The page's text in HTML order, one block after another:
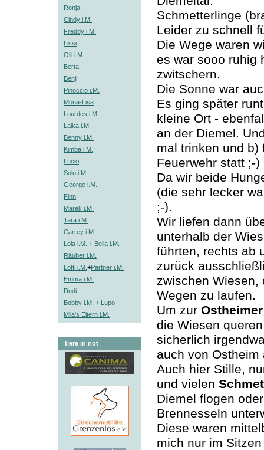
Ronja
Cindy i.M.
Freddy i.M.
Lissi
Olli i.M.
Berta
Benji
Pinoccio i.M.
Mona-Lisa
Lourdes i.M.
Laika i.M.
Benny i.M.
Kimba i.M.
Lücki
Solo i.M.
George i.M.
Finn
Marek i.M.
Tara i.M.
Carrey i.M.
Lola i.M. + Bella i.M.
Räuber i.M.
Lotti i.M. +Partner i.M.
Emma i.M.
Dudi
Bobby i.M. + Lupo
Mila's Eltern i.M.
tiere in not
Schmetterlinge
Leider zu schnell
Die Wege waren
es war sooo ruhig
zwitschern.
Die Sonne war
Es ging später
kleine Ort -
an der Diemel.
mal trinken und b)
Feuerwehr statt ;-)
Da wir beide
(die sehr lecker
;-).
Wir liefen dann
unterhalb der
führten, rechts ab
zurück
zwischen Wiesen,
Wegen zu laufen.
Um zur
die Wiesen
sicherlich
auch von Ostheim
Auch hier Stille,
und vielen
Diemel flogen
Brennesseln
Diese waren
mich nur im